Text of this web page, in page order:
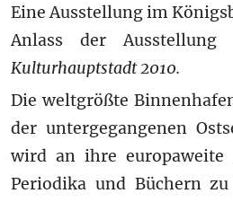
Eine Ausstellung im
Anlass der
Kulturhauptstadt 2010.
Die weltgrößte
der untergegangenen
wird an ihre
Periodika und Büchern